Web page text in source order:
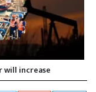
will increase